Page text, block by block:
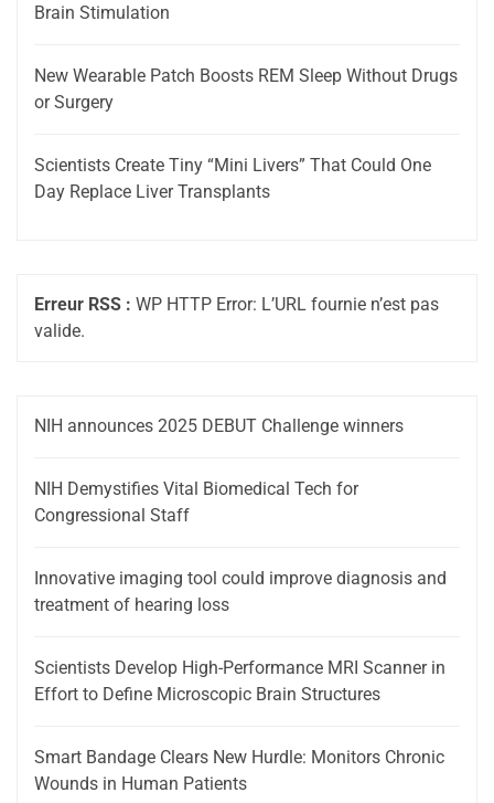
Brain Stimulation
New Wearable Patch Boosts REM Sleep Without Drugs
or Surgery
Scientists Create Tiny “Mini Livers” That Could One
Day Replace Liver Transplants
Erreur RSS : WP HTTP Error: L’URL fournie n’est pas
valide.
NIH announces 2025 DEBUT Challenge winners
NIH Demystifies Vital Biomedical Tech for
Congressional Staff
Innovative imaging tool could improve diagnosis and
treatment of hearing loss
Scientists Develop High-Performance MRI Scanner in
Effort to Define Microscopic Brain Structures
Smart Bandage Clears New Hurdle: Monitors Chronic
Wounds in Human Patients